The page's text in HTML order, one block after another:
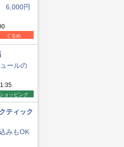
6,000円
ぐるめ
ールの
ショッピング
ティック
みもOK